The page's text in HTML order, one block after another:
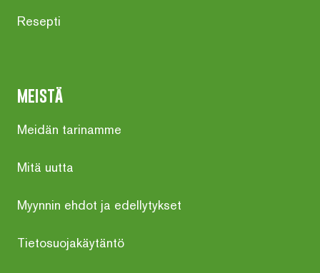
Resepti
meistä
Meidän tarinamme
Mitä uutta
Myynnin ehdot ja edellytykset
Tietosuojakäytäntö